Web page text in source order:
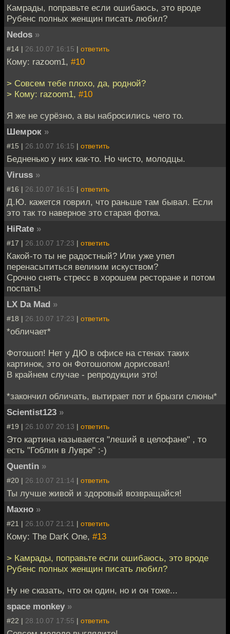
Камрады, поправьте если ошибаюсь, это вроде
Рубенс полных женщин писать любил?
Nedos »
#14 | 26.10.07 16:15 | ответить
Кому: razoom1, #10
> Совсем тебе плохо, да, родной?
> Кому: razoom1, #10
Я же не сурёзно, а вы набросились чего то.
Шемрок »
#15 | 26.10.07 16:15 | ответить
Бедненько у них как-то. Но чисто, молодцы.
Viruss »
#16 | 26.10.07 16:15 | ответить
Д.Ю. кажется говрил, что раньше там бывал. Если
это так то наверное это старая фотка.
HiRate »
#17 | 26.10.07 17:23 | ответить
Какой-то ты не радостный? Или уже упел
перенасытиться великим искуством?
Срочно снять стресс в хорошем ресторане и потом
поспать!
LX Da Mad »
#18 | 26.10.07 17:23 | ответить
*обличает*
Фотошоп! Нет у ДЮ в офисе на стенах таких
картинок, это он Фотошопом дорисовал!
В крайнем случае - репродукции это!
*закончил обличать, вытирает пот и брызги слюны*
Scientist123 »
#19 | 26.10.07 20:13 | ответить
Это картина называется "леший в целофане" , то
есть "Гоблин в Лувре" :-)
Quentin »
#20 | 26.10.07 21:14 | ответить
Ты лучше живой и здоровый возвращайся!
Махно »
#21 | 26.10.07 21:21 | ответить
Кому: The DarK One, #13
> Камрады, поправьте если ошибаюсь, это вроде
Рубенс полных женщин писать любил?
Ну не сказать, что он один, но и он тоже...
space monkey »
#22 | 28.10.07 17:55 | ответить